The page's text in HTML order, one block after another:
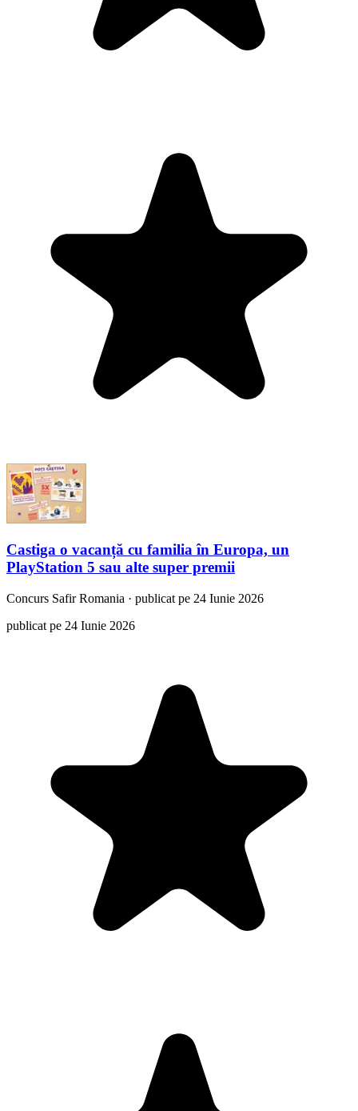
Castiga o vacanță cu familia în Europa, un
PlayStation 5 sau alte super premii
Concurs Safir Romania · publicat pe 24 Iunie 2026
publicat pe 24 Iunie 2026